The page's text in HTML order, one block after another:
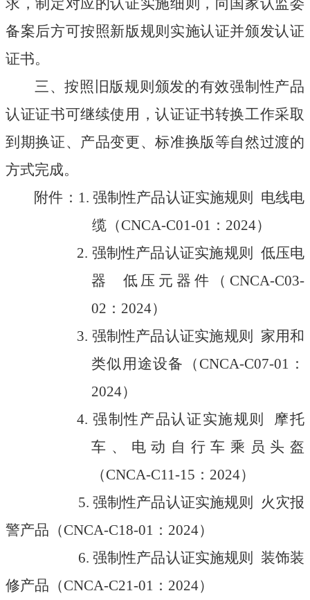
求，制定对应的认证实施细则，向国家认监委
备案后方可按照新版规则实施认证并颁发认证
证书。
三、按照旧版规则颁发的有效强制性产品
认证证书可继续使用，认证证书转换工作采取
到期换证、产品变更、标准换版等自然过渡的
方式完成。
附件： 1. 强制性产品认证实施规则 电线电
缆 （CNCA-C01-01 ： 2024）
2. 强制性产品认证实施规则 低压电
器 低压元器件（ CNCA-C03-
02 ： 2024）
3. 强制性产品认证实施规则 家用和
类似用途设备
（ CNCA-C07-01 ：
2024）
4. 强制性产品认证实施规则 摩托
车、电动自行车乘 员头盔
（CNCA-C11-15 ： 2024）
5. 强制性产品认证实施规则 火灾报
警产品 （CNCA-C18-01 ： 2024）
6. 强制性产品认证实施规则 装饰装
修产品 （CNCA-C21-01 ： 2024）